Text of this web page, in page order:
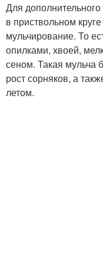
Для
в приствольном
мульчирование. То
опилками, хвоей,
сеном. Такая мульча
рост сорняков, а
летом.